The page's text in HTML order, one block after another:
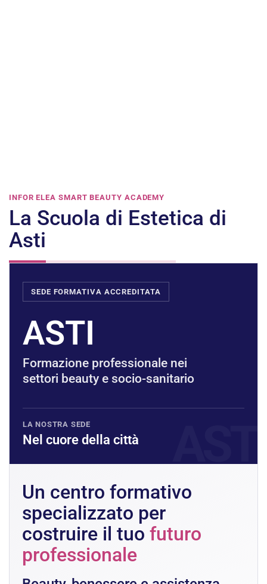
INFOR ELEA SMART BEAUTY ACADEMY
La Scuola di Estetica di
Asti
SEDE FORMATIVA ACCREDITATA
ASTI
Formazione professionale nei
settori beauty e socio-sanitario
LA NOSTRA SEDE
Nel cuore della città
Un centro formativo
specializzato per
costruire il tuo futuro
professionale